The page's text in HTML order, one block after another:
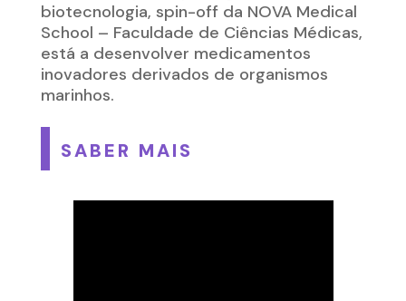
biotecnologia, spin-off da NOVA Medical
School – Faculdade de Ciências Médicas,
está a desenvolver medicamentos
inovadores derivados de organismos
marinhos.
SABER MAIS